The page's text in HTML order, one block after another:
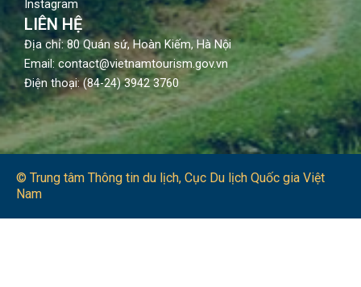
Instagram
LIÊN HỆ
Địa chỉ: 80 Quán sứ, Hoàn Kiếm, Hà Nội
Email: contact@vietnamtourism.gov.vn
Điện thoại: (84-24) 3942 3760
© Trung tâm Thông tin du lịch​, Cục Du lịch Quốc gia Việt
Nam